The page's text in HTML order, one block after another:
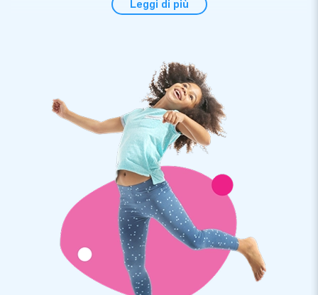
Posiziona il gonfiabile mini circo entro 10 minuti. Ad esempio
Il saltarello viene fornito con un soffiatore, materiale d'
ancoraggio, materiale d'imballaggio ed un manuale. Tutto
completo per una bellissima esperienza.
Qualità e garanzia
I gonfiabili JB sono rinforzati in più punti, dotati di cuciture
ribattute e realizzati in robusto PVC di 650 gr di alta qualità.
Sono quindi molto resistenti e facili da pulire. Il saltarello è
inoltre coperto da una garanzia di 5 anni. Per questo motivo,
con questo prodotto fornisci il piacere di gioco ottimale per
Più di 15.000 clienti hanno scelto JB
Leggi di più